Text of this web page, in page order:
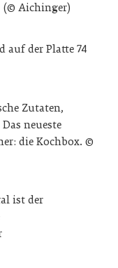
(© Aichinger)
auf der Platte 74
Zutaten,
neueste
die Kochbox. ©
ist der